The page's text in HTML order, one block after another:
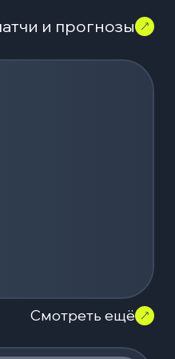
и прогнозы
Смотреть ещё